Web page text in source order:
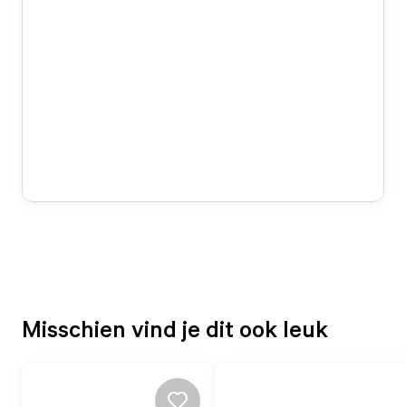
Misschien vind je dit ook leuk